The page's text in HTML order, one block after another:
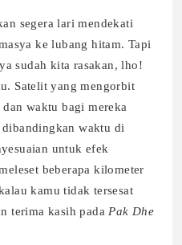
segera lari mendekati
ke lubang hitam. Tapi
sudah kita rasakan, lho!
Satelit yang mengorbit
waktu bagi mereka
waktu di
untuk efek
beberapa kilometer
kamu tidak tersesat
terima kasih pada Pak Dhe